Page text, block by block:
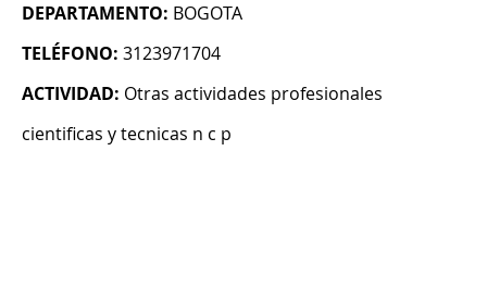
DEPARTAMENTO: BOGOTA
TELÉFONO: 3123971704
ACTIVIDAD: Otras actividades profesionales
cientificas y tecnicas n c p